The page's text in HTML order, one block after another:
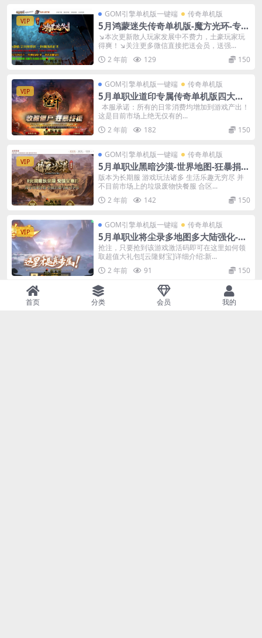
VIP
GOM引擎单机版一键端 传奇单机版
5月鸿蒙迷失传奇单机版-魔方光环-专属
BOSS-附带GM后台
↘本次更新散人玩家发展中不费力，土豪玩家玩
得爽！↘关注更多微信直接把送会员，送强...
2 年前
129 150
VIP
GOM引擎单机版一键端 传奇单机版
5月单职业道印专属传奇单机版四大陆-
神魔变身修仙僵尸-附带GM后台
本服承诺：所有的日常消费均增加到游戏产出！
这是目前市场上绝无仅有的...
2 年前
182 150
VIP
GOM引擎单机版一键端 传奇单机版
5月单职业黑暗沙漠-世界地图-狂暴捐献
魔体-附带GM后台一键端
版本为长期服 游戏玩法诸多 生活乐趣无穷尽 并
不目前市场上的垃圾废物快餐服 合区...
2 年前
142 150
VIP
GOM引擎单机版一键端 传奇单机版
5月单职业将尘录多地图多大陆强化-附
带gm后台-特殊强化
抢注，只要抢到该游戏激活码即可在这里如何领
取超值大礼包![云隆财宝]详细介绍:新...
2 年前
91 150
VIP
GOM引擎单机版一键端
5月单职业多大陆神赐魔域传奇一键端-
首页 分类 会员 我的